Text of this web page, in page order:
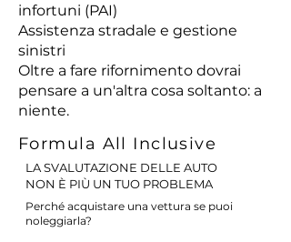
infortuni (PAI)
Assistenza stradale e gestione
sinistri
Oltre a fare rifornimento dovrai
pensare a un'altra cosa soltanto: a
niente.
Formula All Inclusive
LA SVALUTAZIONE DELLE AUTO
NON È PIÙ UN TUO PROBLEMA
Perché acquistare una vettura se puoi
noleggiarla?